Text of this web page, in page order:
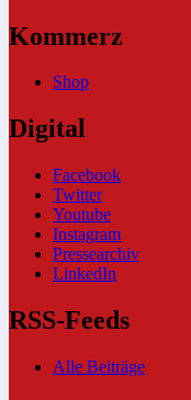
Kommerz
Shop
Digital
Facebook
Twitter
Youtube
Instagram
Pressearchiv
LinkedIn
RSS-Feeds
Alle Beiträge